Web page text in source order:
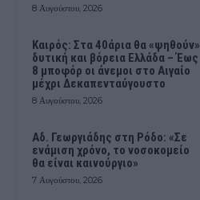
8 Αυγούστου, 2026
Καιρός: Στα 40άρια θα «ψηθούν»
δυτική και βόρεια Ελλάδα – Έως
8 μποφόρ οι άνεμοι στο Αιγαίο
μέχρι Δεκαπενταύγουστο
8 Αυγούστου, 2026
Αδ. Γεωργιάδης στη Ρόδο: «Σε
ενάμιση χρόνο, το νοσοκομείο
θα είναι καινούργιο»
7 Αυγούστου, 2026